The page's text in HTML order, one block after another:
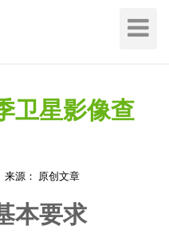
切
导
卫星影像查
来源： 原创文章
本要求